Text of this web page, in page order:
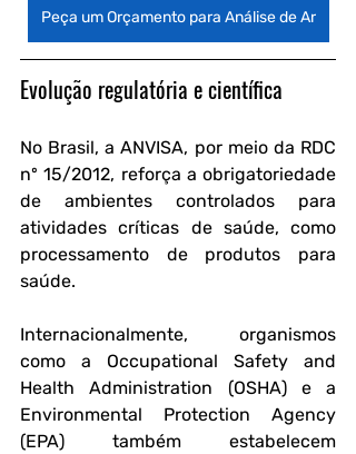
Peça um Orçamento para Análise de Ar
Evolução regulatória e científica
No Brasil, a ANVISA, por meio da RDC
nº 15/2012, reforça a obrigatoriedade
de ambientes controlados para
atividades críticas de saúde, como
processamento de produtos para
saúde.
Internacionalmente, organismos
como a Occupational Safety and
Health Administration (OSHA)
Environmental Protection Agency
(EPA) também estabelecem